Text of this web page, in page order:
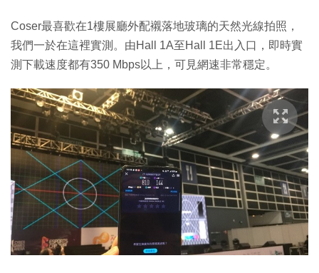
Coser最喜歡在1樓展廳外配襯落地玻璃的天然光線拍照，
我們一於在這裡實測。由Hall 1A至Hall 1E出入口，即時實
測下載速度都有350 Mbps以上，可見網速非常穩定。